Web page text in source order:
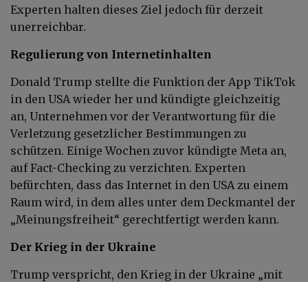
Experten halten dieses Ziel jedoch für derzeit
unerreichbar.
Regulierung von Internetinhalten
Donald Trump stellte die Funktion der App TikTok
in den USA wieder her und kündigte gleichzeitig
an, Unternehmen vor der Verantwortung für die
Verletzung gesetzlicher Bestimmungen zu
schützen. Einige Wochen zuvor kündigte Meta an,
auf Fact-Checking zu verzichten. Experten
befürchten, dass das Internet in den USA zu einem
Raum wird, in dem alles unter dem Deckmantel der
„Meinungsfreiheit“ gerechtfertigt werden kann.
Der Krieg in der Ukraine
Trump verspricht, den Krieg in der Ukraine „mit